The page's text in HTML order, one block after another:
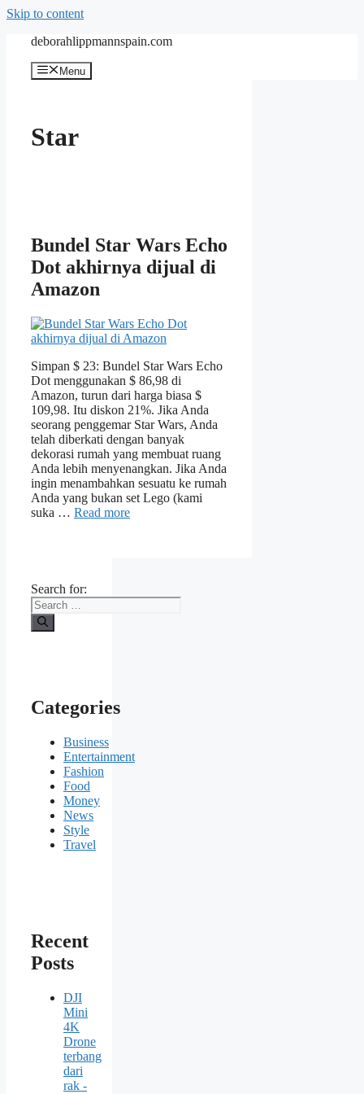
Skip to content
deborahlippmannspain.com
Menu
Star
Bundel Star Wars Echo
Dot akhirnya dijual di
Amazon
Simpan $ 23: Bundel Star Wars Echo
Dot menggunakan $ 86,98 di
Amazon, turun dari harga biasa $
109,98. Itu diskon 21%. Jika Anda
seorang penggemar Star Wars, Anda
telah diberkati dengan banyak
dekorasi rumah yang membuat ruang
Anda lebih menyenangkan. Jika Anda
ingin menambahkan sesuatu ke rumah
Anda yang bukan set Lego (kami
suka … Read more
Search for:
Categories
Business
Entertainment
Fashion
Food
Money
News
Style
Travel
Recent
Posts
DJI
Mini
4K
Drone
terbang
dari
rak -